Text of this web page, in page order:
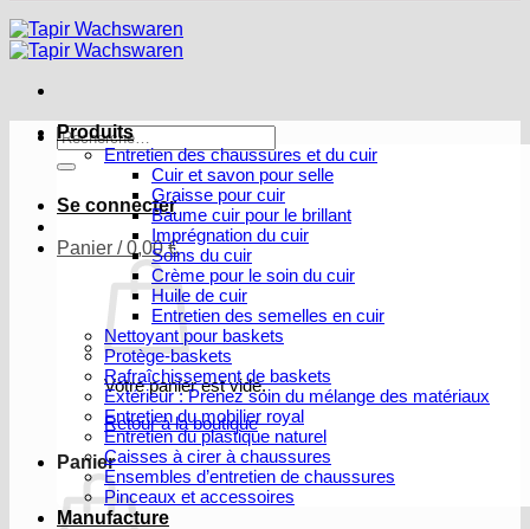
Recherche
pour :
Se connecter
Panier /0,00€
Votre panier est vide.
Retour à la boutique
Panier
Produits
Entretien des chaussures et du cuir
Cuir et savon pour selle
Graisse pour cuir
Baume cuir pour le brillant
Imprégnation du cuir
Soins du cuir
Crème pour le soin du cuir
Huile de cuir
Entretien des semelles en cuir
Nettoyant pour baskets
Protège-baskets
Rafraîchissement de baskets
Extérieur : Prenez soin du mélange des matériaux
Entretien du mobilier royal
Entretien du plastique naturel
Caisses à cirer à chaussures
Ensembles d’entretien de chaussures
Pinceaux et accessoires
Manufacture